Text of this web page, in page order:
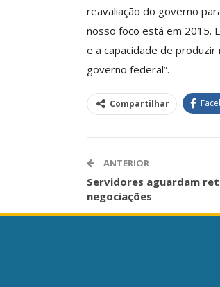
reavaliação do governo
nosso foco está em 2015.
e a capacidade de
governo federal”.
Compartilhar
ANTERIOR
Servidores aguardam
negociações